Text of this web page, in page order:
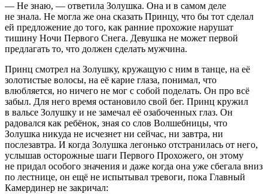
— Не знаю, — ответила Золушка. Она и в самом деле
не знала. Не могла же она сказать Принцу, что бы тот сделал
ей предложение до того, как ранние прохожие нарушат
тишину Ночи Первого Снега. Девушка не может первой
предлагать то, что должен сделать мужчина.
Принц смотрел на Золушку, кружащую с ним в танце, на её
золотистые волосы, на её карие глаза, понимал, что
влюбляется, но ничего не мог с собой поделать. Он про всё
забыл. Для него время остановило свой бег. Принц кружил
в вальсе Золушку и не замечал её озабоченных глаз. Он
радовался как ребёнок, зная со слов Волшебницы, что
Золушка никуда не исчезнет ни сейчас, ни завтра, ни
послезавтра. И когда Золушка легонько отстранилась от него,
услышав осторожные шаги Первого Прохожего, он этому
не придал особого значения и даже когда она уже сбегала вниз
по лестнице, он ещё не испытывал тревоги, пока Главный
Камердинер не закричал: